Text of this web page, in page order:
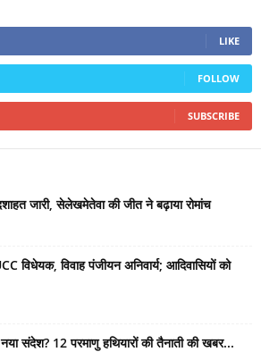
LIKE
FOLLOW
SUBSCRIBE
जारी, सेलेखमेतेवा की जीत ने बढ़ाया रोमांच
विधेयक, विवाह पंजीयन अनिवार्य; आदिवासियों को
संदेश? 12 परमाणु हथियारों की तैनाती की खबर...